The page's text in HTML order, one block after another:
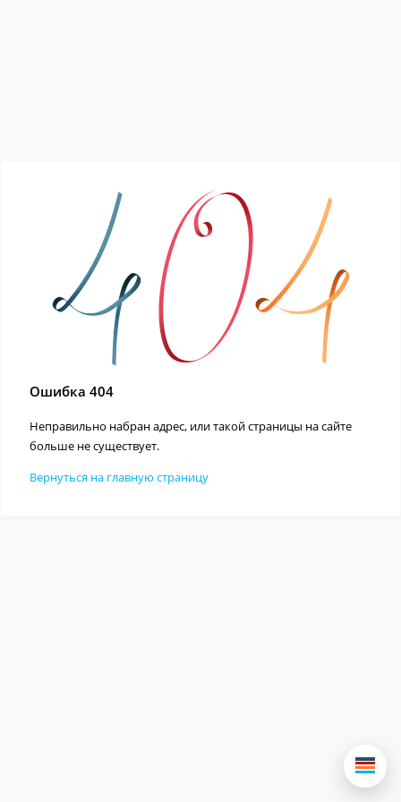
Ошибка 404
Неправильно набран адрес, или такой страницы на сайте
больше не существует.
Вернуться на главную страницу